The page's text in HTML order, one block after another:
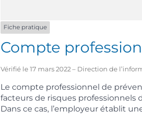
Fiche pratique
Compte
Vérifié le 17 mars 2022 – Direction de
Le compte professionnel de
facteurs de risques professionnels
Dans ce cas, l’employeur établit